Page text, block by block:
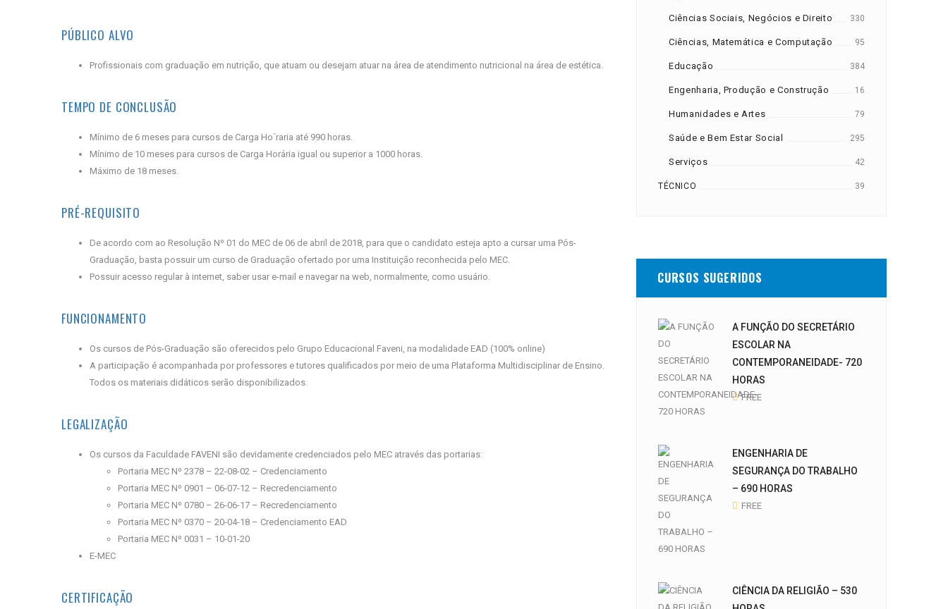
PÚBLICO ALVO
Profissionais com graduação em nutrição, que atuam ou desejam atuar na área de atendimento nutricional na área de estética.
TEMPO DE CONCLUSÃO
Mínimo de 6 meses para cursos de Carga Ho´raria até 990 horas.
Mínimo de 10 meses para cursos de Carga Horária igual ou superior a 1000 horas.
Máximo de 18 meses.
PRÉ-REQUISITO
De acordo com ao Resolução Nº 01 do MEC de 06 de abril de 2018, para que o candidato esteja apto a cursar uma Pós-
Graduação, basta possuir um curso de Graduação ofertado por uma Instituição reconhecida pelo MEC.
Possuir acesso regular à internet, saber usar e-mail e navegar na web, normalmente, como usuário.
FUNCIONAMENTO
Os cursos de Pós-Graduação são oferecidos pelo Grupo Educacional Faveni, na modalidade EAD (100% online)
A participação é acompanhada por professores e tutores qualificados por meio de uma Plataforma Multidisciplinar de Ensino.
Todos os materiais didáticos serão disponibilizados.
LEGALIZAÇÃO
Os cursos da Faculdade FAVENI são devidamente credenciados pelo MEC através das portarias:
Portaria MEC Nº 2378 – 22-08-02 – Credenciamento
Portaria MEC Nº 0901 – 06-07-12 – Recredenciamento
Portaria MEC Nº 0780 – 26-06-17 – Recredenciamento
Portaria MEC Nº 0370 – 20-04-18 – Credenciamento EAD
Portaria MEC Nº 0031 – 10-01-20
E-MEC
CERTIFICAÇÃO
Ciências Sociais, Negócios e Direito 330
Ciências, Matemática e Computação 95
Educação 384
Engenharia, Produção e Construção 16
Humanidades e Artes 79
Saúde e Bem Estar Social 295
Serviços 42
TÉCNICO 39
CURSOS SUGERIDOS
A FUNÇÃO DO SECRETÁRIO
ESCOLAR NA
CONTEMPORANEIDADE- 720
HORAS
FREE
ENGENHARIA DE
SEGURANÇA DO TRABALHO
– 690 HORAS
FREE
CIÊNCIA DA RELIGIÃO – 530